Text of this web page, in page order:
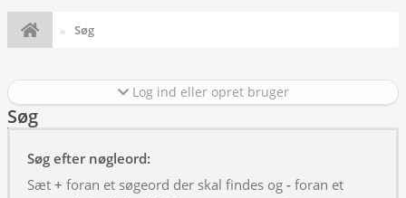
Søg
Log ind eller opret bruger
Søg
Søg efter nøgleord:
Sæt + foran et søgeord der skal findes og - foran et